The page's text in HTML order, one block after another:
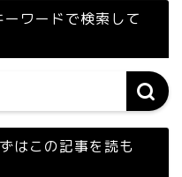
ワードで検索して
はこの記事を読も